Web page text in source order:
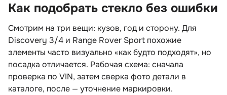
Как подобрать стекло без ошибки
Смотрим на три вещи: кузов, год и сторону. Для
Discovery 3/4 и Range Rover Sport похожие
элементы часто визуально «как будто подходят», но
посадка отличается. Рабочая схема: сначала
проверка по VIN, затем сверка фото детали
каталоге, после — уточнение маркировки.